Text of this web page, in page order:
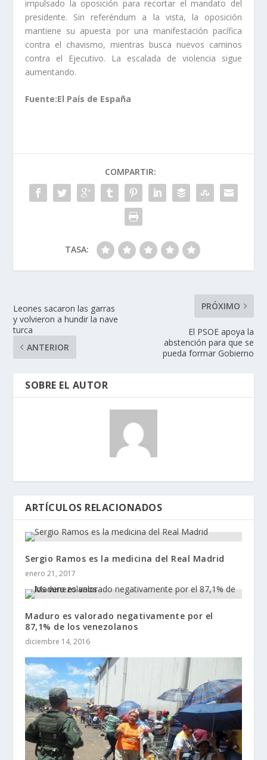
impulsado la oposición para recortar el mandato del
presidente. Sin referéndum a la vista, la oposición
mantiene su apuesta por una manifestación pacífica
contra el chavismo, mientras busca nuevos caminos
contra el Ejecutivo. La escalada de violencia sigue
aumentando.
Fuente:El País de España
COMPARTIR:
TASA:
Leones sacaron las garras
y volvieron a hundir la nave
turca
ANTERIOR
PRÓXIMO
El PSOE apoya la
abstención para que se
pueda formar Gobierno
SOBRE EL AUTOR
ARTÍCULOS RELACIONADOS
Sergio Ramos es la medicina del Real Madrid
enero 21, 2017
Maduro es valorado negativamente por el
87,1% de los venezolanos
diciembre 14, 2016